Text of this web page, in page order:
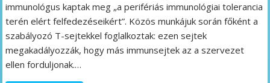
immunológus kaptak meg „a perifériás immunológiai tolerancia
terén elért felfedezéseikért”. Közös munkájuk során főként a
szabályozó T-sejtekkel foglalkoztak: ezen sejtek
megakadályozzák, hogy más immunsejtek az a szervezet
ellen forduljonak.…